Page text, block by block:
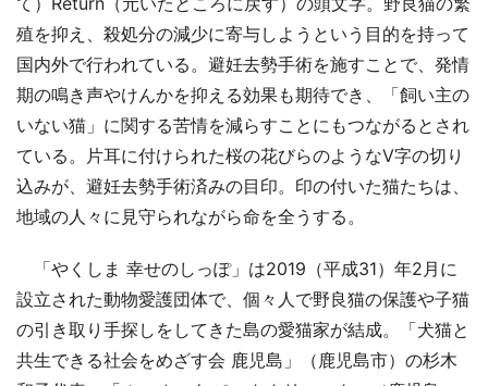
殖を抑え、殺処分の減少に寄与しようという目的を持って
国内外で行われている。避妊去勢手術を施すことで、発情
期の鳴き声やけんかを抑える効果も期待でき、「飼い主の
いない猫」に関する苦情を減らすことにもつながるとされ
ている。片耳に付けられた桜の花びらのようなV字の切り
込みが、避妊去勢手術済みの目印。印の付いた猫たちは、
地域の人々に見守られながら命を全うする。
「やくしま 幸せのしっぽ」は2019（平成31）年2月に
設立された動物愛護団体で、個々人で野良猫の保護や子猫
の引き取り手探しをしてきた島の愛猫家が結成。「犬猫と
共生できる社会をめざす会 鹿児島」（鹿児島市）の杉木